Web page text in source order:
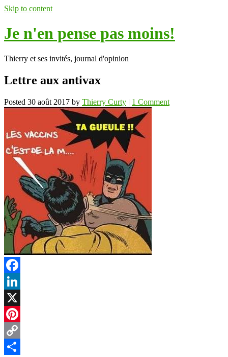
Skip to content
Je n'en pense pas moins!
Thierry et ses invités, journal d'opinion
Lettre aux antivax
Posted 30 août 2017 by Thierry Curty | 1 Comment
Facebook
LinkedIn
X
Pinterest
Copy